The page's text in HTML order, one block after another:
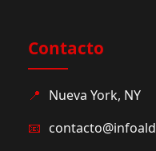
Contacto
📍 Nueva York, NY
📧